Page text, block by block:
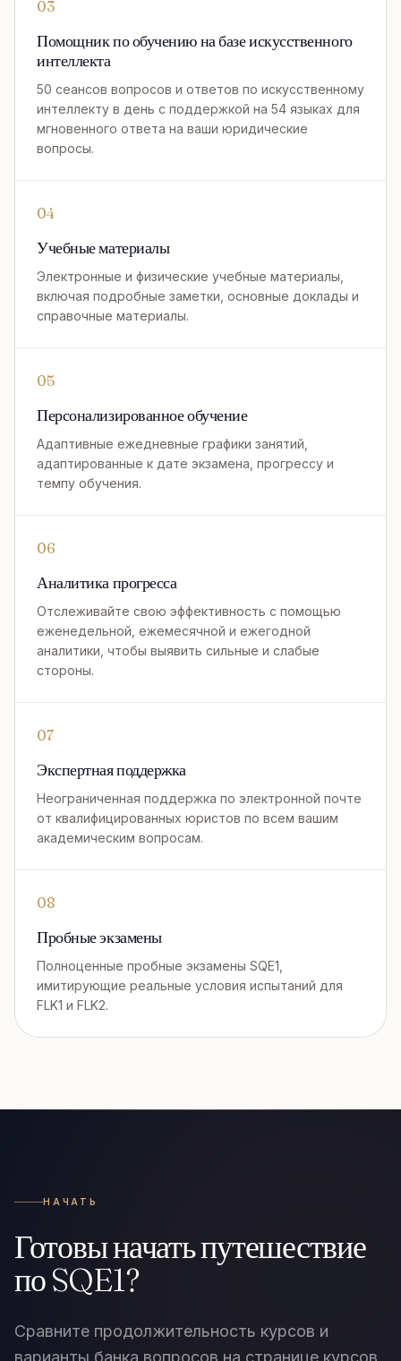
03
Помощник по обучению на базе искусственного
интеллекта
50 сеансов вопросов и ответов по искусственному
интеллекту в день с поддержкой на 54 языках для
мгновенного ответа на ваши юридические
вопросы.
04
Учебные материалы
Электронные и физические учебные материалы,
включая подробные заметки, основные доклады и
справочные материалы.
05
Персонализированное обучение
Адаптивные ежедневные графики занятий,
адаптированные к дате экзамена, прогрессу и
темпу обучения.
06
Аналитика прогресса
Отслеживайте свою эффективность с помощью
еженедельной, ежемесячной и ежегодной
аналитики, чтобы выявить сильные и слабые
стороны.
07
Экспертная поддержка
Неограниченная поддержка по электронной почте
от квалифицированных юристов по всем вашим
академическим вопросам.
08
Пробные экзамены
Полноценные пробные экзамены SQE1,
имитирующие реальные условия испытаний для
FLK1 и FLK2.
НАЧАТЬ
Готовы начать путешествие
по SQE1?
Сравните продолжительность курсов и
варианты банка вопросов на странице курсов